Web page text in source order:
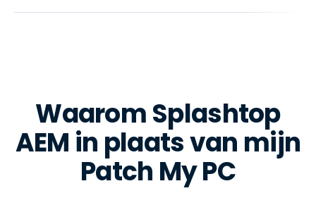
Waarom Splashtop
AEM in plaats van mijn
Patch My PC